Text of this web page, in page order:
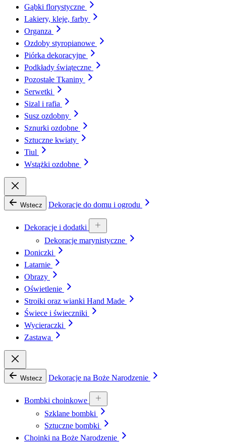
Gąbki florystyczne
Lakiery, kleje, farby
Organza
Ozdoby styropianowe
Piórka dekoracyjne
Podkłady świąteczne
Pozostałe Tkaniny
Serwetki
Sizal i rafia
Susz ozdobny
Sznurki ozdobne
Sztuczne kwiaty
Tiul
Wstążki ozdobne
Wstecz Dekoracje do domu i ogrodu
Dekoracje i dodatki
Dekoracje marynistyczne
Doniczki
Latarnie
Obrazy
Oświetlenie
Stroiki oraz wianki Hand Made
Świece i świeczniki
Wycieraczki
Zastawa
Wstecz Dekoracje na Boże Narodzenie
Bombki choinkowe
Szklane bombki
Sztuczne bombki
Choinki na Boże Narodzenie